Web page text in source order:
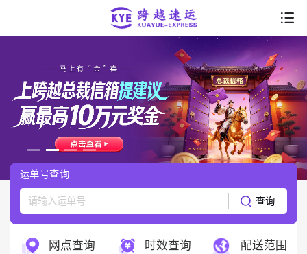
走进跨越
产品服务
服务支持
跨越科技
运单号查询
查询
网点查询 时效查询 配送范围